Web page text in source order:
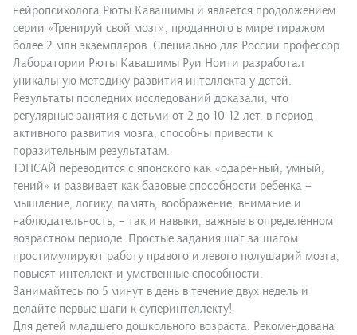
нейропсихолога Рюты Кавашимы и является продолжением
серии «Тренируй свой мозг», проданного в мире тиражом
более 2 млн экземпляров. Специально для России профессор
Лаборатории Рюты Кавашимы Руи Ноити разработал
уникальную методику развития интеллекта у детей.
Результаты последних исследований доказали, что
регулярные занятия с детьми от 2 до 10-12 лет, в период
активного развития мозга, способны привести к
поразительным результатам.
ТЭНСАЙ переводится с японского как «одарённый, умный,
гений» и развивает как базовые способности ребенка –
мышление, логику, память, воображение, внимание и
наблюдательность, – так и навыки, важные в определённом
возрастном периоде. Простые задания шаг за шагом
простимулируют работу правого и левого полушарий мозга,
повысят интеллект и умственные способности.
Занимайтесь по 5 минут в день в течение двух недель и
делайте первые шаги к суперинтеллекту!
Для детей младшего дошкольного возраста. Рекомендована